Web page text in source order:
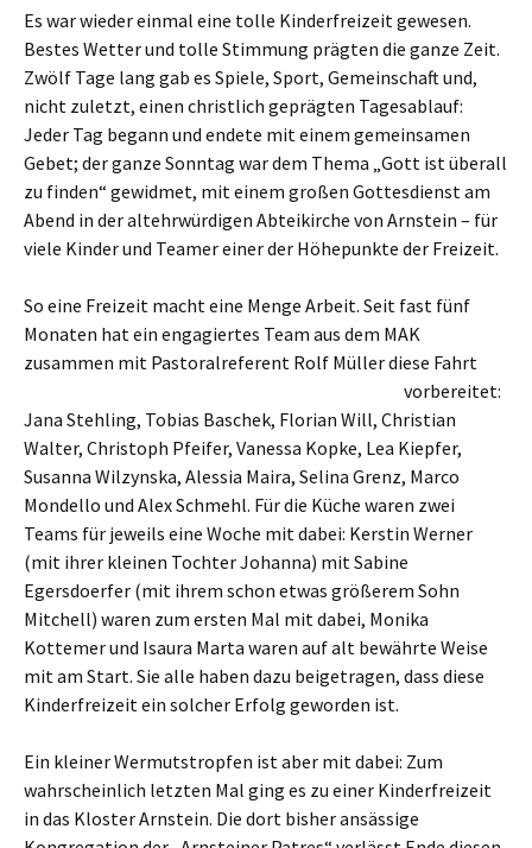
Es war wieder einmal eine tolle Kinderfreizeit gewesen.
Bestes Wetter und tolle Stimmung prägten die ganze Zeit.
Zwölf Tage lang gab es Spiele, Sport, Gemeinschaft und,
nicht zuletzt, einen christlich geprägten Tagesablauf:
Jeder Tag begann und endete mit einem gemeinsamen
Gebet; der ganze Sonntag war dem Thema „Gott ist überall
zu finden“ gewidmet, mit einem großen Gottesdienst am
Abend in der altehrwürdigen Abteikirche von Arnstein – für
viele Kinder und Teamer einer der Höhepunkte der Freizeit.
So eine Freizeit macht eine Menge Arbeit. Seit fast fünf
Monaten hat ein engagiertes Team aus dem MAK
zusammen mit Pastoralreferent Rolf Müller diese Fahrt
vorbereitet:
Jana Stehling, Tobias Baschek, Florian Will, Christian
Walter, Christoph Pfeifer, Vanessa Kopke, Lea Kiepfer,
Susanna Wilzynska, Alessia Maira, Selina Grenz, Marco
Mondello und Alex Schmehl. Für die Küche waren zwei
Teams für jeweils eine Woche mit dabei: Kerstin Werner
(mit ihrer kleinen Tochter Johanna) mit Sabine
Egersdoerfer (mit ihrem schon etwas größerem Sohn
Mitchell) waren zum ersten Mal mit dabei, Monika
Kottemer und Isaura Marta waren auf alt bewährte Weise
mit am Start. Sie alle haben dazu beigetragen, dass diese
Kinderfreizeit ein solcher Erfolg geworden ist.
Ein kleiner Wermutstropfen ist aber mit dabei: Zum
wahrscheinlich letzten Mal ging es zu einer Kinderfreizeit
in das Kloster Arnstein. Die dort bisher ansässige